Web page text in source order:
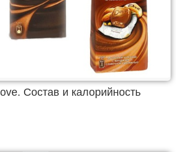
Состав и калорийность